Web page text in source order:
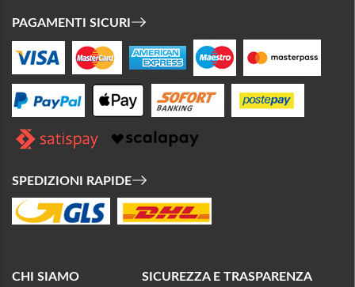
PAGAMENTI SICURI
SPEDIZIONI RAPIDE
CHI SIAMO SICUREZZA E TRASPARENZA